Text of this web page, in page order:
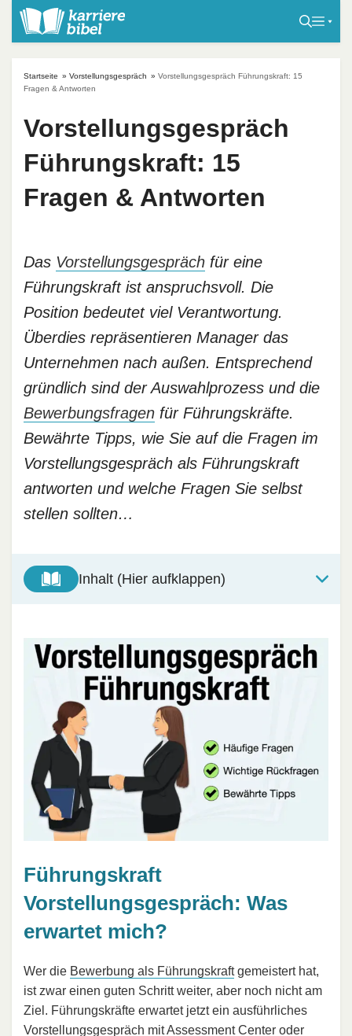
Startseite » Vorstellungsgespräch » Vorstellungsgespräch Führungskraft: 15
Fragen & Antworten
Vorstellungsgespräch
Führungskraft: 15
Fragen & Antworten
Das Vorstellungsgespräch für eine
Führungskraft ist anspruchsvoll. Die
Position bedeutet viel Verantwortung.
Überdies repräsentieren Manager das
Unternehmen nach außen. Entsprechend
gründlich sind der Auswahlprozess und die
Bewerbungsfragen für Führungskräfte.
Bewährte Tipps, wie Sie auf die Fragen im
Vorstellungsgespräch als Führungskraft
antworten und welche Fragen Sie selbst
stellen sollten…
Inhalt (Hier aufklappen)
Führungskraft
Vorstellungsgespräch: Was
erwartet mich?
Wer die Bewerbung als Führungskraftgemeistert hat,
ist zwar einen guten Schritt weiter, aber noch nicht am
Ziel. Führungskräfte erwartet jetzt ein ausführliches
Vorstellungsgespräch mitAssessment Center oder